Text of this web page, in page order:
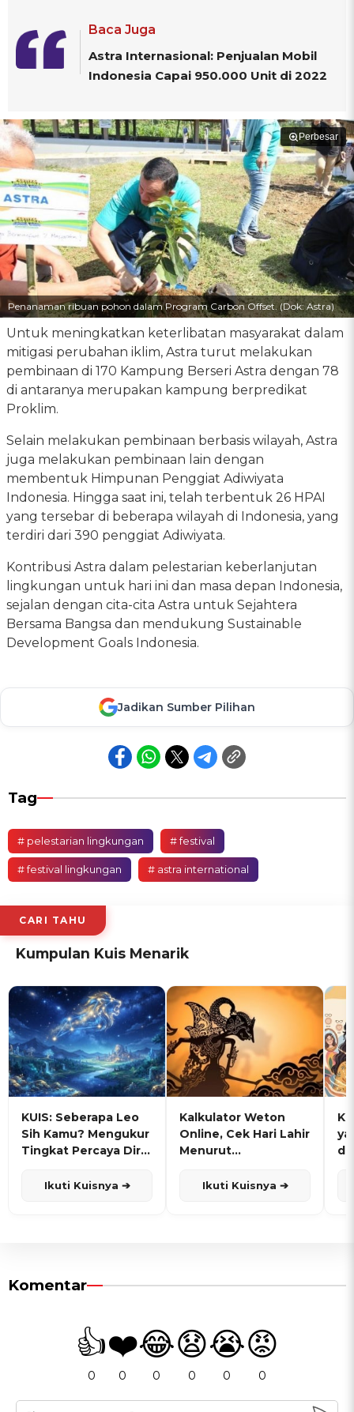
Baca Juga
Astra Internasional: Penjualan Mobil
Indonesia Capai 950.000 Unit di 2022
Perbesar
Penanaman ribuan pohon dalam Program Carbon Offset. (Dok: Astra)
Untuk meningkatkan keterlibatan masyarakat dalam
mitigasi perubahan iklim, Astra turut melakukan
pembinaan di 170 Kampung Berseri Astra dengan 78
di antaranya merupakan kampung berpredikat
Proklim.
Selain melakukan pembinaan berbasis wilayah, Astra
juga melakukan pembinaan lain dengan
membentuk Himpunan Penggiat Adiwiyata
Indonesia. Hingga saat ini, telah terbentuk 26 HPAI
yang tersebar di beberapa wilayah di Indonesia, yang
terdiri dari 390 penggiat Adiwiyata.
Kontribusi Astra dalam pelestarian keberlanjutan
lingkungan untuk hari ini dan masa depan Indonesia,
sejalan dengan cita-cita Astra untuk Sejahtera
Bersama Bangsa dan mendukung Sustainable
Development Goals Indonesia.
Jadikan Sumber Pilihan
Tag
# pelestarian lingkungan # festival
# festival lingkungan # astra international
CARI TAHU
Kumpulan Kuis Menarik
KUIS: Seberapa Leo
Sih Kamu? Mengukur
Tingkat Percaya Diri
Ikuti Kuisnya ➔
Kalkulator Weton
Online, Cek Hari Lahir
Menurut
Ikuti Kuisnya ➔
Komentar
👍
0
❤️
0
😂
0
😧
0
😭
0
😡
0